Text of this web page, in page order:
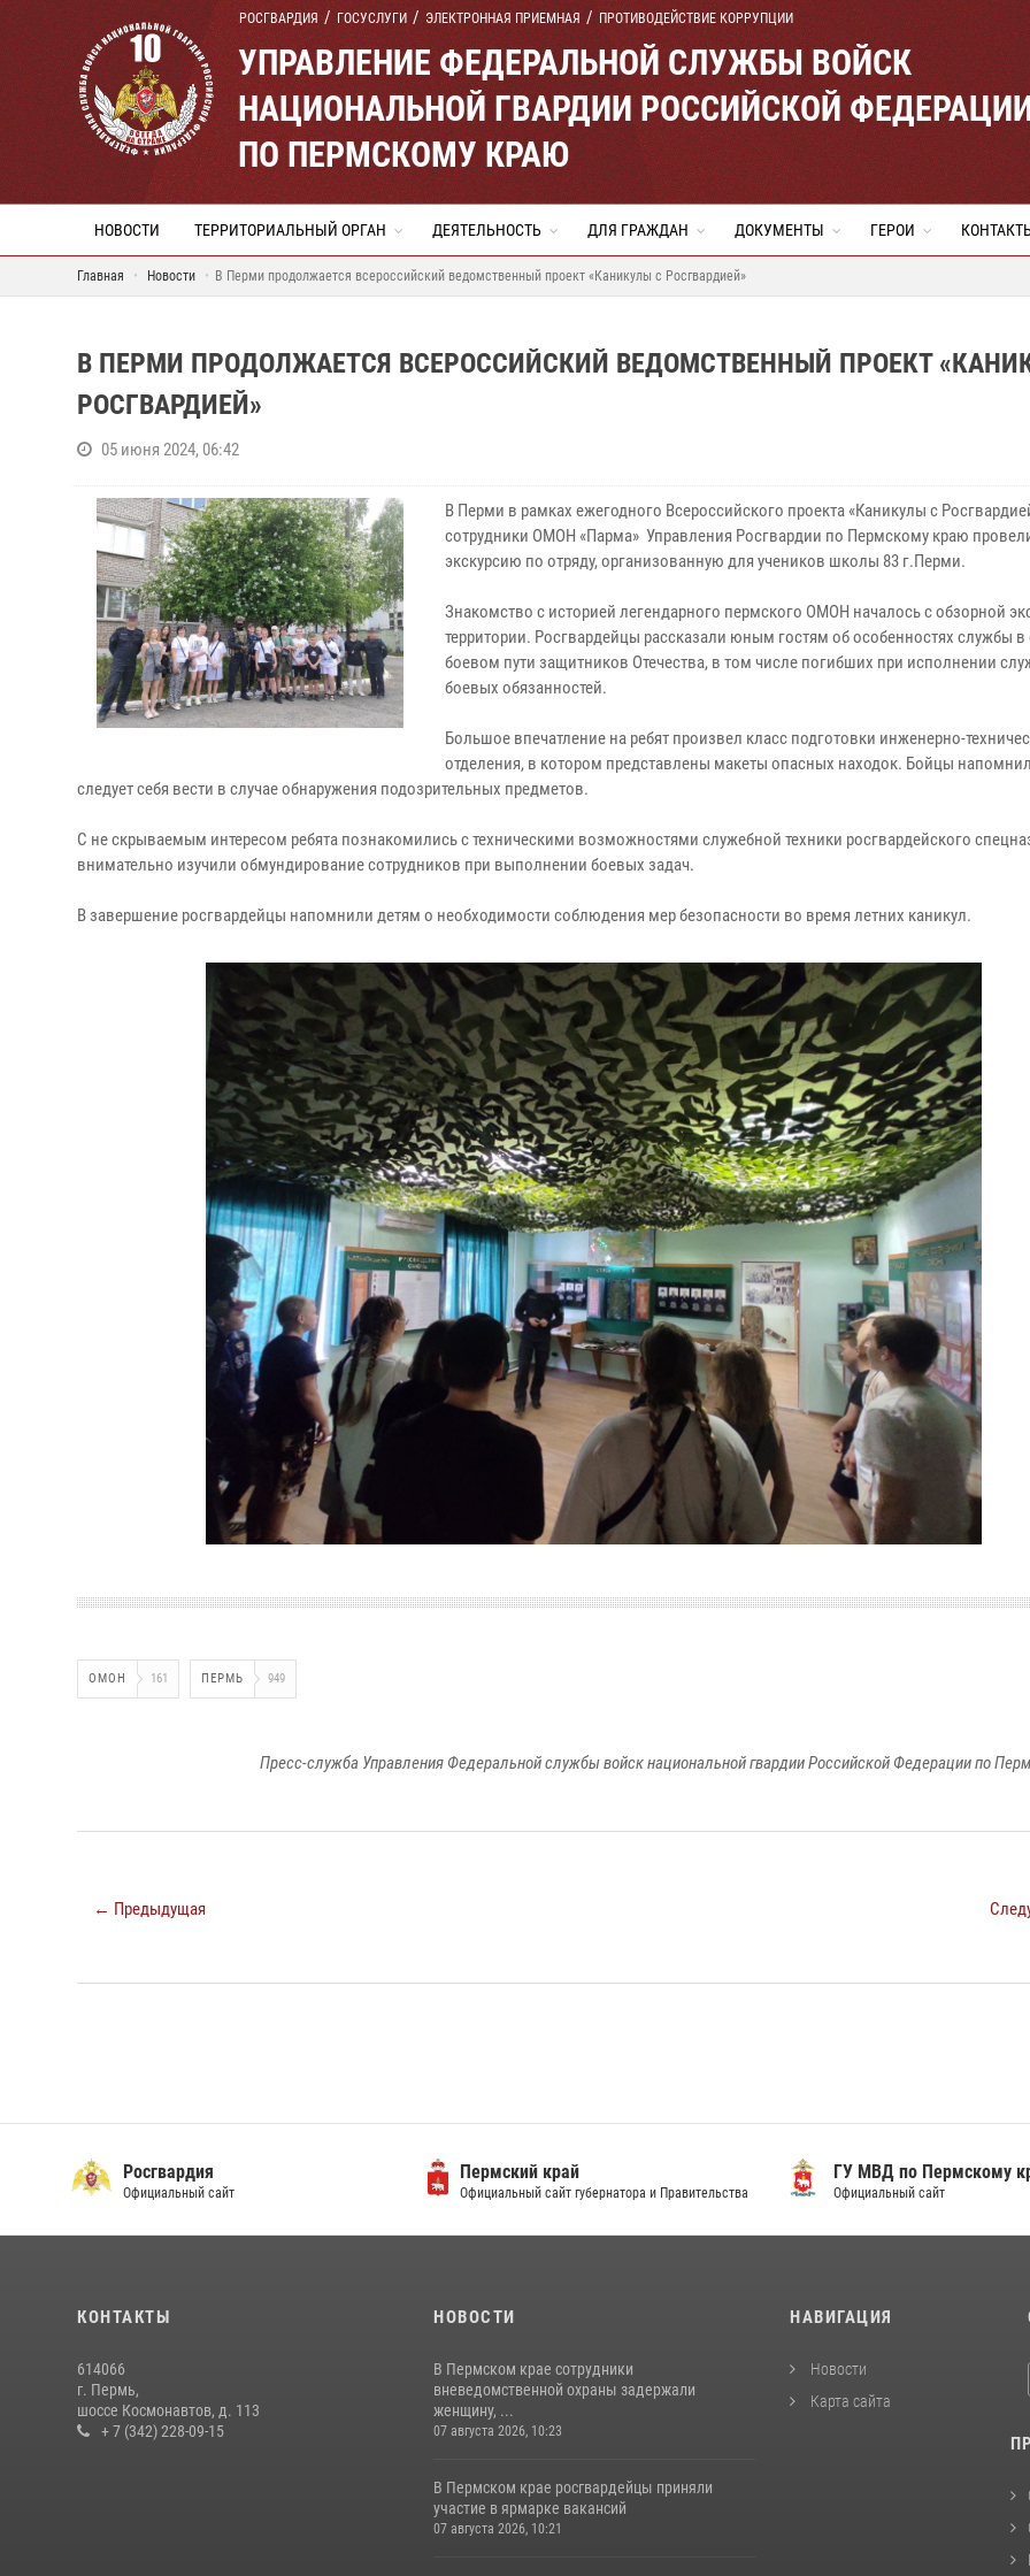
РОСГВАРДИЯ ГОСУСЛУГИ ЭЛЕКТРОННАЯ ПРИЕМНАЯ ПРОТИВОДЕЙСТВИЕ КОРРУПЦИИ
УПРАВЛЕНИЕ ФЕДЕРАЛЬНОЙ СЛУЖБЫ ВОЙСК
НАЦИОНАЛЬНОЙ ГВАРДИИ РОССИЙСКОЙ
ПО ПЕРМСКОМУ КРАЮ
НОВОСТИ ТЕРРИТОРИАЛЬНЫЙ ОРГАН ДЕЯТЕЛЬНОСТЬ ДЛЯ ГРАЖДАН ДОКУМЕНТЫ ГЕРОИ
Главная Новости В Перми продолжается всероссийский ведомственный проект «Каникулы с Росгвардией»
В ПЕРМИ ПРОДОЛЖАЕТСЯ ВСЕРОССИЙСКИЙ ВЕДОМСТВЕННЫЙ ПРОЕКТ
РОСГВАРДИЕЙ»
05 июня 2024, 06:42
В Перми в рамках ежегодного Всероссийского проекта «Каникулы с
сотрудники ОМОН «Парма» Управления Росгвардии по Пермскому краю
экскурсию по отряду, организованную для учеников школы 83 г.Перми.
Знакомство с историей легендарного пермского ОМОН началось с обзорной
территории. Росгвардейцы рассказали юным гостям об особенностях службы в
боевом пути защитников Отечества, в том числе погибших при исполнении
боевых обязанностей.
Большое впечатление на ребят произвел класс подготовки инженерно-
отделения, в котором представлены макеты опасных находок. Бойцы
следует себя вести в случае обнаружения подозрительных предметов.
С не скрываемым интересом ребята познакомились с техническими возможностями служебной техники росгвардейского
внимательно изучили обмундирование сотрудников при выполнении боевых задач.
В завершение росгвардейцы напомнили детям о необходимости соблюдения мер безопасности во время летних каникул.
ОМОН 161 ПЕРМЬ 949
Пресс-служба Управления Федеральной службы войск национальной гвардии Российской Федерации по
← Предыдущая
Росгвардия
Официальный сайт
Пермский край
Официальный сайт губернатора и Правительства
ГУ МВД по Пермскому
Официальный сайт
КОНТАКТЫ
614066
г. Пермь,
шоссе Космонавтов, д. 113
+ 7 (342) 228-09-15
НОВОСТИ
В Пермском крае сотрудники
вневедомственной охраны задержали
женщину, ...
07 августа 2026, 10:23
В Пермском крае росгвардейцы приняли
участие в ярмарке вакансий
07 августа 2026, 10:21
НАВИГАЦИЯ
Новости
Карта сайта